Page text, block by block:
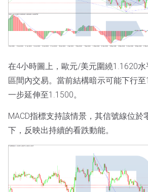
在4小時圖上，歐元/美元圍繞1.1620
區間內交易。當前結構暗示可能下行
一步延伸至1.1500。
MACD指標支持該情景，其信號線位於
下，反映出持續的看跌動能。